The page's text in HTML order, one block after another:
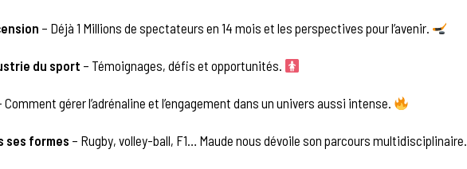
– Déjà 1 Millions de spectateurs en 14 mois et les perspectives pour l’avenir.
du sport – Témoignages, défis et opportunités.
Comment gérer l’adrénaline et l’engagement dans un univers aussi intense.
ses formes – Rugby, volley-ball, F1… Maude nous dévoile son parcours multidisciplinaire.